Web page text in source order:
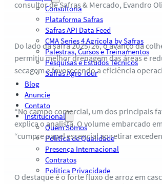
Consultoria
Plataforma Safras
Safras API Data Feed
CMA Series 4 Agrícola by Safras
Palestras, Cursos e Treinamentos
Pesquisas e Estudos Técnicos
Safras Agro Tour
Blog
Anuncie
Contato
Institucional
Quem Somos
Política de Qualidade
Presença Internacional
Contratos
Política Privacidade
consultor de Safras & Mercado, Evandro
Do lado da safra 2025/26, o avanço da
permitiu melhor drenagem das áreas e
secagem e favorecendo a eficiência
“No campo comercial, um dos principais
explica o analista. O volume embarcado
“cumpre papel essencial ao retirar
O destaque é o forte fluxo de arroz em